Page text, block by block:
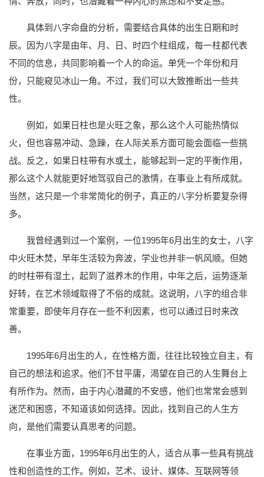
具体到八字命盘的分析，需要结合具体的出生日期和时
辰。因为八字是由年、月、日、时四个柱组成，每一柱都代表
不同的信息，共同影响着一个人的命运。单凭一个年份和月
份，只能窥见冰山一角。不过，我们可以大致推断出一些共
性。
例如，如果日柱也是火旺之象，那么这个人可能热情似
火，但也容易冲动、急躁，在人际关系方面可能会面临一些挑
战。反之，如果日柱带有水或土，能够起到一定的平衡作用，
那么这个人就能更好地驾驭自己的激情，在事业上有所成就。
当然，这只是一个非常简化的例子，真正的八字分析要复杂得
多。
我曾经遇到过一个案例，一位1995年6月出生的女士，八字
中火旺木焚，早年生活较为奔波，学业也并非一帆风顺。但她
的时柱带有湿土，起到了滋养木的作用，中年之后，运势逐渐
好转，在艺术领域取得了不俗的成就。这说明，八字的组合非
常重要，即使年月存在一些不利因素，也可以通过日时来改
善。
1995年6月出生的人，在性格方面，往往比较独立自主，有
自己的想法和追求。他们不甘平庸，渴望在自己的人生舞台上
有所作为。然而，由于内心潜藏的不安感，他们也常常会感到
迷茫和困惑，不知道该如何选择。因此，找到自己的人生方
向，是他们需要认真思考的问题。
在事业方面，1995年6月出生的人，适合从事一些具有挑战
性和创造性的工作。例如，艺术、设计、媒体、互联网等领